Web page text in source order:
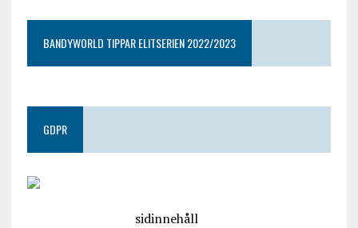
BANDYWORLD TIPPAR ELITSERIEN 2022/2023
GDPR
sidinnehåll